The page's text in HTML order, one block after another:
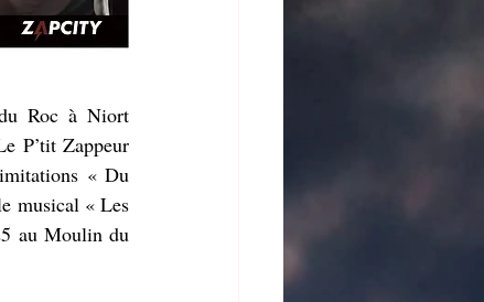
Roc à Niort
P’tit Zappeur
« Du
musical « Les
au Moulin du